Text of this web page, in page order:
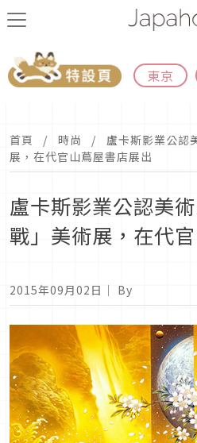
東京
首頁 時尚
盧卡斯影業公認
展，在代官山蔦屋書店展出
盧卡斯影業公認美
戰」美術展，在代
2015年09月02日 ｜ By